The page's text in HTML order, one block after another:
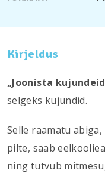
Kirjeldus
„Joonista
selgeks kujundid.
Selle raamatu
pilte, saab
ning tutvub